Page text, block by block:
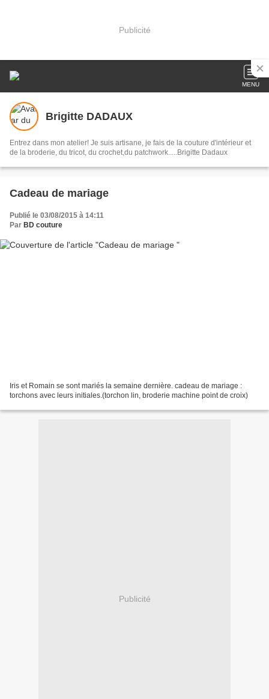
Publicité
MENU
Brigitte DADAUX
Entrez dans mon atelier! Je suis artisane, je fais de la couture d'intérieur et
de la broderie, du tricot, du crochet,du patchwork.....Brigitte Dadaux
Cadeau de mariage
Publié le 03/08/2015 à 14:11
Par BD couture
Iris et Romain se sont mariés la semaine dernière. cadeau de mariage :
torchons avec leurs initiales.(torchon lin, broderie machine point de croix)
Publicité